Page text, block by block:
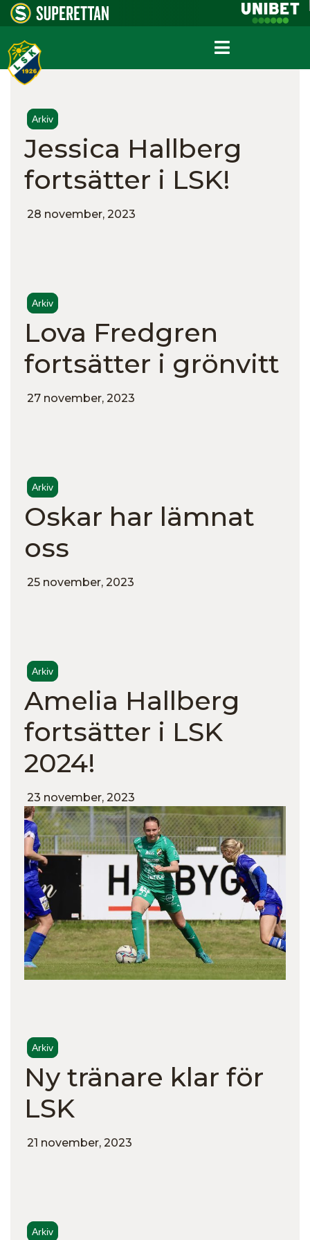
Arkiv
Jessica Hallberg
fortsätter i LSK!
28 november, 2023
Arkiv
Lova Fredgren
fortsätter i grönvitt
27 november, 2023
Arkiv
Oskar har lämnat
oss
25 november, 2023
Arkiv
Amelia Hallberg
fortsätter i LSK
2024!
23 november, 2023
Arkiv
Ny tränare klar för
LSK
21 november, 2023
Arkiv